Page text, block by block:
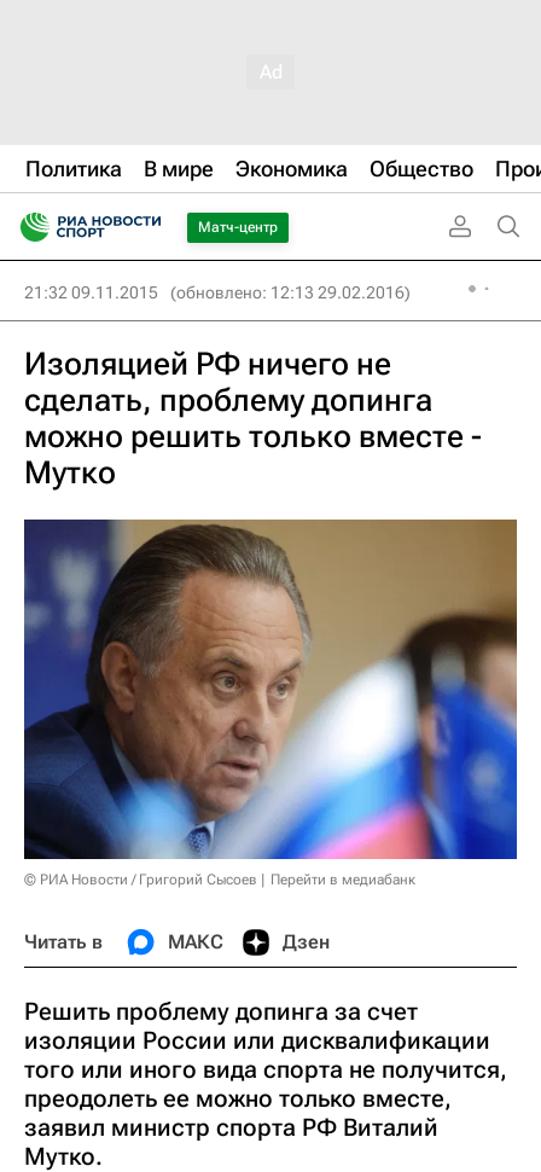
Политика В мире Экономика Общество
Матч-центр
21:32 09.11.2015 (обновлено: 12:13 29.02.2016)
Изоляцией РФ ничего не
сделать, проблему допинга
можно решить только вместе -
Мутко
© РИА Новости / Григорий Сысоев Перейти в медиабанк
Читать в МАКС Дзен
Решить проблему допинга за счет
изоляции России или дисквалификации
того или иного вида спорта не получится,
преодолеть ее можно только вместе,
заявил министр спорта РФ Виталий
Мутко.